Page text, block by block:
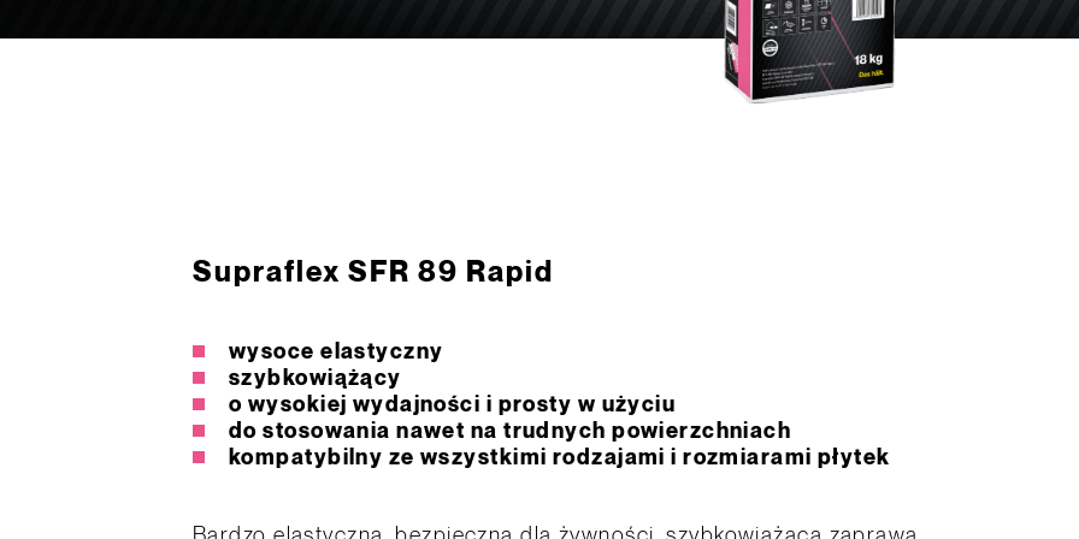
Supraflex SFR 89 Rapid
wysoce elastyczny
szybkowiążący
o wysokiej wydajności i prosty w użyciu
do stosowania nawet na trudnych powierzchniach
kompatybilny ze wszystkimi rodzajami i rozmiarami płytek